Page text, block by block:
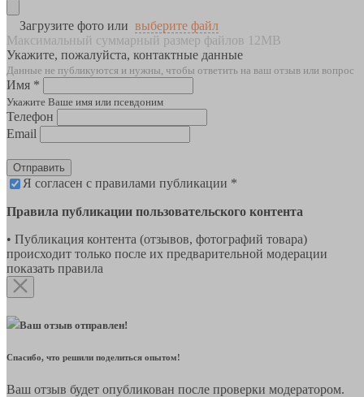
Загрузите фото или выберите файл
Максимальный суммарный размер файлов 12MB
Укажите, пожалуйста, контактные данные
Данные не публикуются и нужны, чтобы ответить на ваш отзыв или вопрос
Имя *
Укажите Ваше имя или псевдоним
Телефон
Email
Отправить
Я согласен с правилами публикации *
Правила публикации пользовательского контента
• Публикация контента (отзывов, фотографий товара)
происходит только после их предварительной модерации
показать правила
Ваш отзыв отправлен!
Спасибо, что решили поделиться опытом!
Ваш отзыв будет опубликован после проверки модератором.